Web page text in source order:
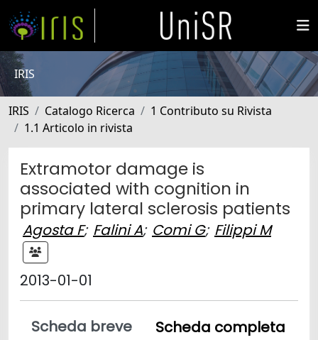
IRIS
IRIS Catalogo Ricerca
1 Contributo su Rivista
1.1 Articolo in rivista
Extramotor damage is
associated with cognition in
primary lateral sclerosis patients
Agosta F; Falini A; Comi G; Filippi M
2013-01-01
Scheda breve
Scheda completa